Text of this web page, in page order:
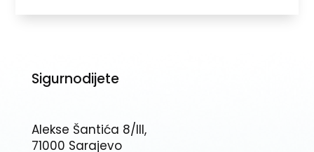
Sigurnodijete
Alekse Šantića 8/III,
71000 Sarajevo